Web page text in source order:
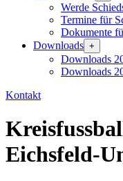
Werde
Termine für
Dokumente
Downloads +
Downloads
Downloads
Kontakt
Eichsfeld-